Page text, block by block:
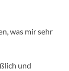
was mir sehr
und